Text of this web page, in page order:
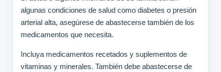
algunas condiciones de salud como diabetes o presión
arterial alta, asegúrese de abastecerse también de los
medicamentos que necesita.
Incluya medicamentos recetados y suplementos de
vitaminas y minerales. También debe abastecerse de